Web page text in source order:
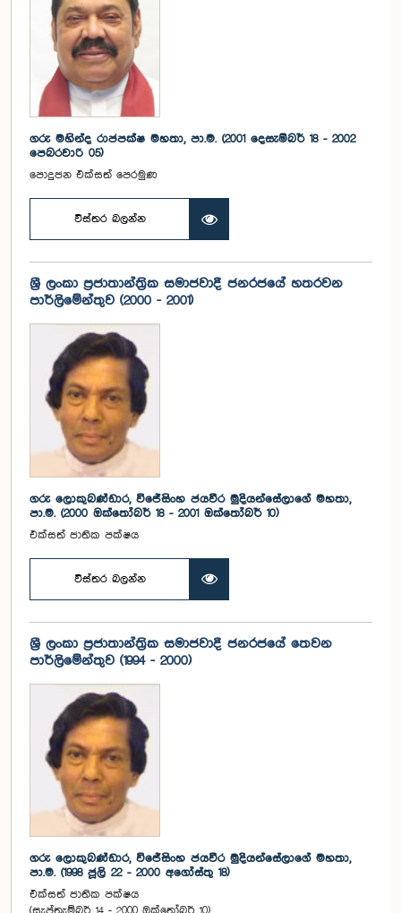
ගරු මහින්ද රාජපක්ෂ මහතා, පා.ම. (2001 දෙසැම්බර් 18 - 2002
පෙබරවාරි 05)
පොදුජන එක්සත් පෙරමුණ
විස්තර බලන්න
ශ්‍රී ලංකා ප්‍රජාතාන්ත්‍රික සමාජවාදී ජනරජයේ හතරවන
පාර්ලිමේන්තුව (2000 - 2001)
ගරු ලොකුබණ්ඩාර, විජේසිංහ ජයවීර මුදියන්සේලාගේ මහතා,
පා.ම. (2000 ඔක්තෝබර් 18 - 2001 ඔක්තෝබර් 10)
එක්සත් ජාතික පක්ෂය
විස්තර බලන්න
ශ්‍රී ලංකා ප්‍රජාතාන්ත්‍රික සමාජවාදී ජනරජයේ තෙවන
පාර්ලිමේන්තුව (1994 - 2000)
ගරු ලොකුබණ්ඩාර, විජේසිංහ ජයවීර මුදියන්සේලාගේ මහතා,
පා.ම. (1998 ජූලි 22 - 2000 අගෝස්තු 18)
එක්සත් ජාතික පක්ෂය